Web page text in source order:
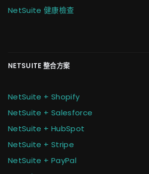
NetSuite 健康檢查
NETSUITE 整合方案
NetSuite + Shopify
NetSuite + Salesforce
NetSuite + HubSpot
NetSuite + Stripe
NetSuite + PayPal